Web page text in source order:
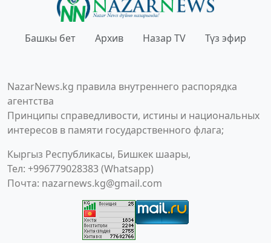
Башкы бет Архив Назар TV Түз эфир
NazarNews.kg правила внутреннего распорядка
агентства
Принципы справедливости, истины и национальных
интересов в памяти государственного флага;
Кыргыз Республикасы, Бишкек шаары,
Тел: +996779028383 (Whatsapp)
Почта: nazarnews.kg@gmail.com